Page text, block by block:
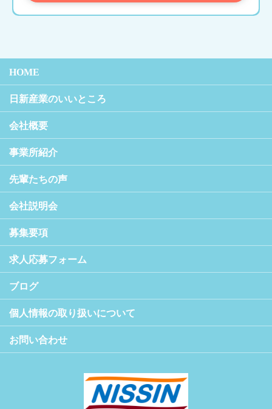
HOME
日新産業のいいところ
会社概要
事業所紹介
先輩たちの声
会社説明会
募集要項
求人応募フォーム
ブログ
個人情報の取り扱いについて
お問い合わせ